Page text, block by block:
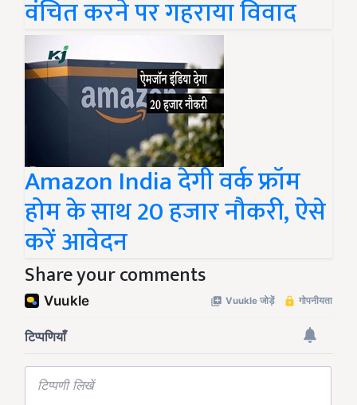
वंचित करने पर गहराया विवाद
Amazon India देगी वर्क फ्रॉम
होम के साथ 20 हजार नौकरी, ऐसे
करें आवेदन
Share your comments